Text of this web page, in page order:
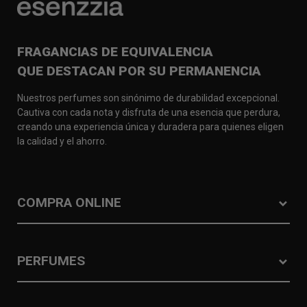
FRAGANCIAS DE EQUIVALENCIA
QUE DESTACAN POR SU PERMANENCIA
Nuestros perfumes son sinónimo de durabilidad excepcional.
Cautiva con cada nota y disfruta de una esencia que perdura,
creando una experiencia única y duradera para quienes eligen
la calidad y el ahorro.
COMPRA ONLINE
PERFUMES